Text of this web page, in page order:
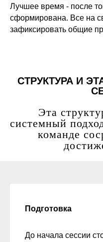
Лучшее время - после
сформирована. Все на
зафиксировать общие
СТРУКТУРА И
Эта
системный
команде
Подготовка
До начала сессии